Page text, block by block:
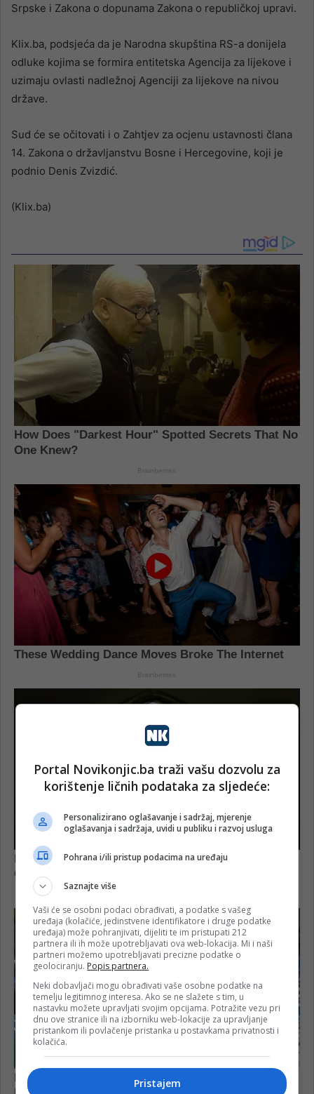
Srpske i Zakona o dopunama Zakona o republičkoj upravi.
Klix.ba, podsjeća da je Narodna skupština RS-a donijela
odluke kojima se formira entitetska Agencija za lijekove i
uzimaju ovlasti nadležnoj Agenciji za lijekove na nivou
države.
Sud će se očitovati i o Zahtjev za ocjenu ustavnosti člana
14. Zakona o državljanstvu Bosne i Hercegovine, koji je
podnio Denis Zvizdić.
(Klix.ba)
Portal Novikonjic.ba traži vašu dozvolu za
korištenje ličnih podataka za sljedeće:
Personalizirano oglašavanje i sadržaj, mjerenje
oglašavanja i sadržaja, uvidi u publiku i razvoj usluga
Pohrana i/ili pristup podacima na uređaju
Saznajte više
Vaši će se osobni podaci obrađivati, a podatke s vašeg
uređaja (kolačiće, jedinstvene identifikatore i druge podatke
uređaja) može pohranjivati, dijeliti te im pristupati 212
partnera ili ih može upotrebljavati ova web-lokacija. Mi i naši
partneri možemo upotrebljavati precizne podatke o
geolociranju. Popis partnera.
Neki dobavljači mogu obrađivati vaše osobne podatke na
temelju legitimnog interesa. Ako se ne slažete s tim, u
nastavku možete upravljati svojim opcijama. Potražite vezu pri
dnu ove stranice ili na izborniku web-lokacije za upravljanje
pristankom ili povlačenje pristanka u postavkama privatnosti i
kolačića.
Pristajem